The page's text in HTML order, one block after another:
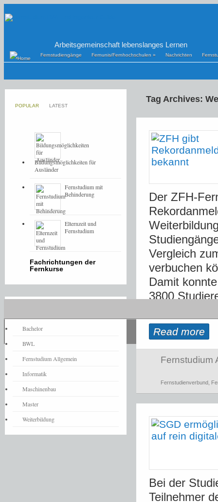
Arbeitsgemeinschaft lebenslanges Lernen
Fernstudiengänge Fernunis/Fernhochschulen » Nachrichten
Tag Archives:
Der ZFH-
Vergleich
verbuchen
Damit
3800
Read more
Fernstudium
Fernstudienverbund
Bei der
Teilnehmer
POPULAR LATEST
Bildungsmöglichkeiten für
Ausländer
Fernstudium mit
Behinderung
Elternzeit und
Fernstudium
Fachrichtungen der
Fernkurse
Bachelor
BWL
Fernstudium Allgemein
Informatik
Maschinenbau
Master
Weiterbildung